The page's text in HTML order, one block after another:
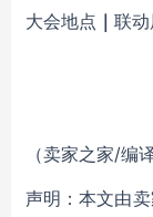
大会地点 ｜ 联
（卖家之家/编
声明：本文由